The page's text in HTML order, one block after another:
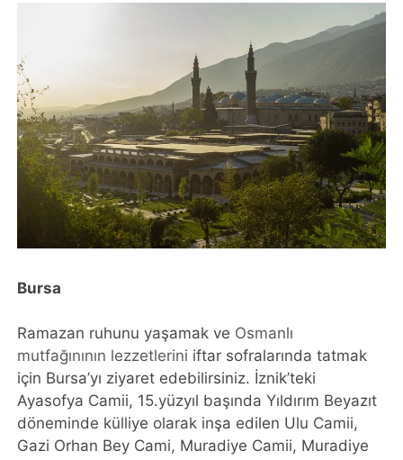
Bursa
Ramazan ruhunu yaşamak ve Osmanlı
mutfağınının lezzetlerini iftar sofralarında tatmak
için Bursa’yı ziyaret edebilirsiniz. İznik’teki
Ayasofya Camii, 15.yüzyıl başında Yıldırım Beyazıt
döneminde külliye olarak inşa edilen Ulu Camii,
Gazi Orhan Bey Cami, Muradiye Camii, Muradiye